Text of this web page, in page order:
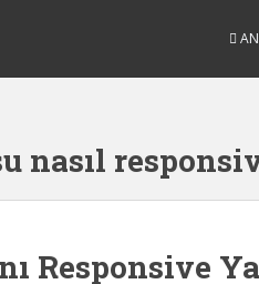
nasıl
Responsive